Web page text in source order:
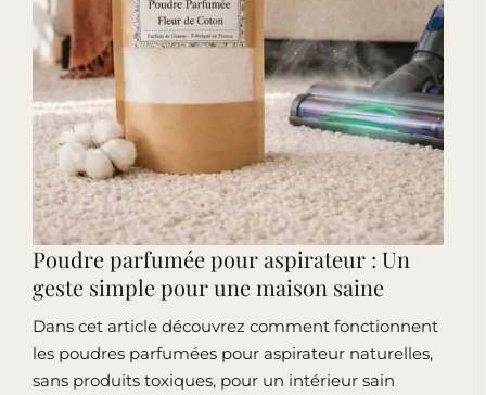
Poudre parfumée pour aspirateur : Un
geste simple pour une maison saine
Dans cet article découvrez comment fonctionnent
les poudres parfumées pour aspirateur naturelles,
sans produits toxiques, pour un intérieur sain